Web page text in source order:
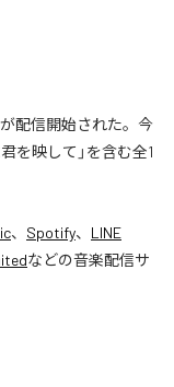
が配信開始された。今
を映して」を含む全1
、 Spotify、 LINE
などの音楽配信サ